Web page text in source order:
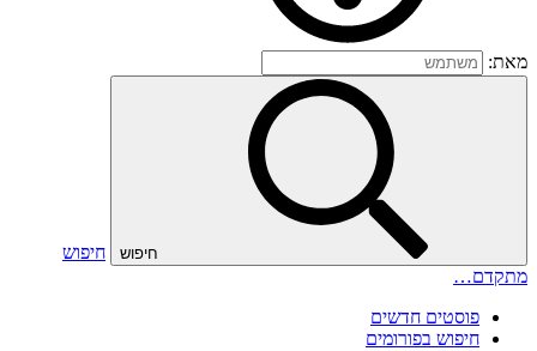
מאת:
חיפוש
חיפוש
מתקדם…
פוסטים חדשים
חיפוש בפורומים